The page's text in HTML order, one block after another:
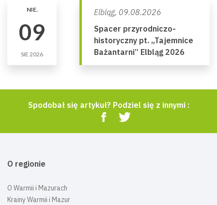
NIE.
09
SIE 2026
Elbląg, 09.08.2026
Spacer przyrodniczo-
historyczny pt. „Tajemnice
Bażantarni” Elbląg 2026
Spodobał się artykuł? Podziel się z innymi :
O regionie
O Warmii i Mazurach
Krainy Warmii i Mazur